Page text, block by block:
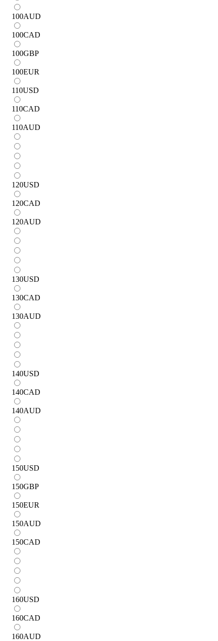
100AUD
100CAD
100GBP
100EUR
110USD
110CAD
110AUD
120USD
120CAD
120AUD
130USD
130CAD
130AUD
140USD
140CAD
140AUD
150USD
150GBP
150EUR
150AUD
150CAD
160USD
160CAD
160AUD